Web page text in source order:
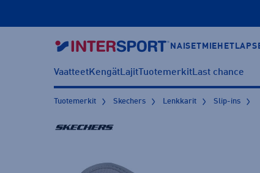
NAISET MIEHET
VaatteetKengätLajitTuotemerkitLast chance
Tuotemerkit Skechers Lenkkarit Slip-ins